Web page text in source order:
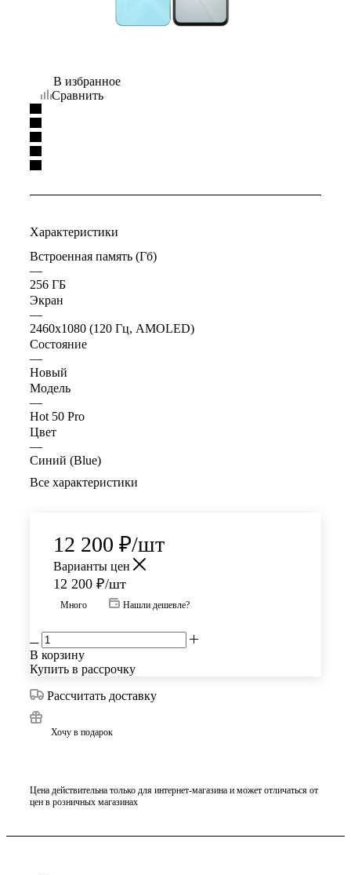
В избранное
Сравнить
Характеристики
Встроенная память (Гб)
—
256 ГБ
Экран
—
2460x1080 (120 Гц, AMOLED)
Состояние
—
Новый
Модель
—
Hot 50 Pro
Цвет
—
Синий (Blue)
Все характеристики
12 200 ₽/шт
Варианты цен
12 200 ₽/шт
Много Нашли дешевле?
В корзину
Купить в рассрочку
Рассчитать доставку
Хочу в подарок
Цена действительна только для интернет-магазина и может отличаться от
цен в розничных магазинах